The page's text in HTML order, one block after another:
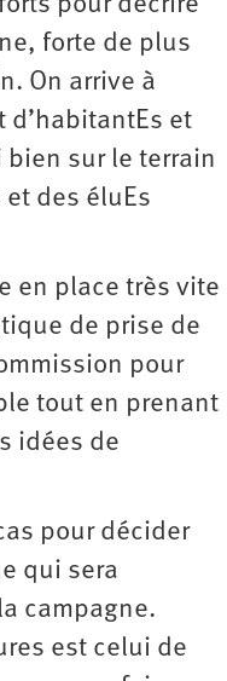
forte de plus
On arrive à
d’habitantEs et
sur le terrain
des éluEs
en place très vite
de prise de
pour
tout en prenant
idées de
pour décider
qui sera
campagne.
est celui de